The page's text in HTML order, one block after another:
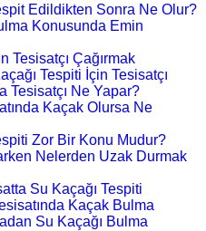
Edildikten Sonra Ne Olur?
Konusunda Emin
Tesisatçı Çağırmak
Tespiti İçin Tesisatçı
Tesisatçı Ne Yapar?
Kaçak Olursa Ne
Zor Bir Konu Mudur?
Nelerden Uzak Durmak
Su Kaçağı Tespiti
Kaçak Bulma
Su Kaçağı Bulma